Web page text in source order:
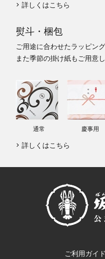
詳しくはこちら
熨斗・梱包
ご用途に合わせたラッピン
また季節の掛け紙もご用意
通常 慶事用
詳しくはこちら
ご利用ガイド